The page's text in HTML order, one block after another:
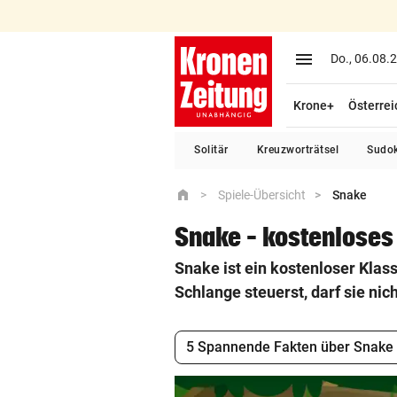
menu Do.,
Krone+
close
expand_more
expand_more
Solitär Kreuzworträtsel
home Spiele-Übersicht Snake
Snake –
Snake ist ein kostenloser
Schlange steuerst, darf sie
5 Spannende Fakten über Snake